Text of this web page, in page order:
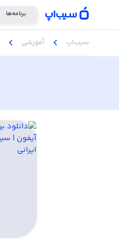
برنامه‌ها
سیب‌اپ chevron_left آموزشی chevron_left